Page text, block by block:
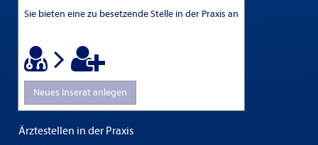
Sie bieten eine zu besetzende Stelle in der Praxis an
Neues Inserat anlegen
Ärztestellen in der Praxis